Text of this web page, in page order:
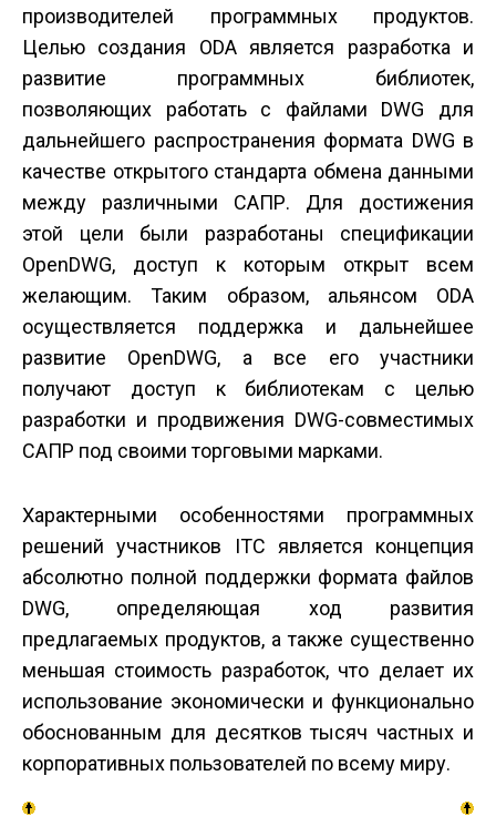
производителей программных продуктов.
Целью создания ODA является разработка и
развитие программных библиотек,
позволяющих работать с файлами DWG для
дальнейшего распространения формата DWG в
качестве открытого стандарта обмена данными
между различными САПР. Для достижения
этой цели были разработаны спецификации
OpenDWG, доступ к которым открыт всем
желающим. Таким образом, альянсом ODA
осуществляется поддержка и дальнейшее
развитие OpenDWG, а все его участники
получают доступ к библиотекам с целью
разработки и продвижения DWG-совместимых
САПР под своими торговыми марками.
Характерными особенностями программных
решений участников ITC является концепция
абсолютно полной поддержки формата файлов
DWG, определяющая ход развития
предлагаемых продуктов, а также существенно
меньшая стоимость разработок, что делает их
использование экономически и функционально
обоснованным для десятков тысяч частных и
корпоративных пользователей по всему миру.